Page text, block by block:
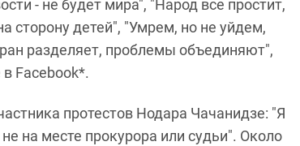
- не будет мира", "Народ все простит,
сторону детей", "Умрем, но не уйдем,
разделяет, проблемы объединяют",
Facebook*.
протестов Нодара Чачанидзе: "Я
на месте прокурора или судьи". Около